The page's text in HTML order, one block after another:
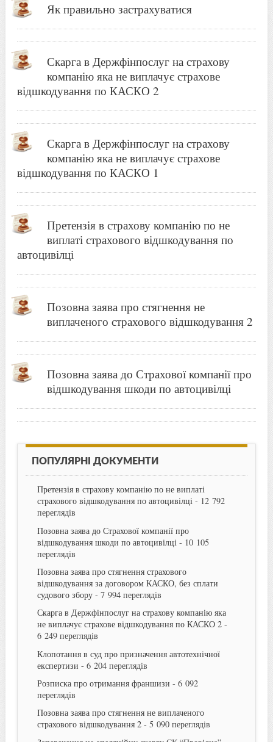
Як правильно застрахуватися
Скарга в Держфінпослуг на страхову
компанію яка не виплачує страхове
відшкодування по КАСКО 2
Скарга в Держфінпослуг на страхову
компанію яка не виплачує страхове
відшкодування по КАСКО 1
Претензія в страхову компанію по не
виплаті страхового відшкодування по
автоцивілці
Позовна заява про стягнення не
виплаченого страхового відшкодування 2
Позовна заява до Страхової компанії про
відшкодування шкоди по автоцивілці
ПОПУЛЯРНІ ДОКУМЕНТИ
Претензія в страхову компанію по не виплаті
страхового відшкодування по автоцивілці- 12 792
переглядів
Позовна заява до Страхової компанії про
відшкодування шкоди по автоцивілці - 10 105
переглядів
Позовна заява про стягнення страхового
відшкодування за договором КАСКО, без сплати
судового збору- 7 994 переглядів
Скарга в Держфінпослуг на страхову компанію яка
не виплачує страхове відшкодування по КАСКО 2-
6 249 переглядів
Клопотання в суд про призначення автотехнічної
експертизи - 6 204 переглядів
Розписка про отримання франшизи - 6 092
переглядів
Позовна заява про стягнення не виплаченого
страхового відшкодування 2- 5 090 переглядів